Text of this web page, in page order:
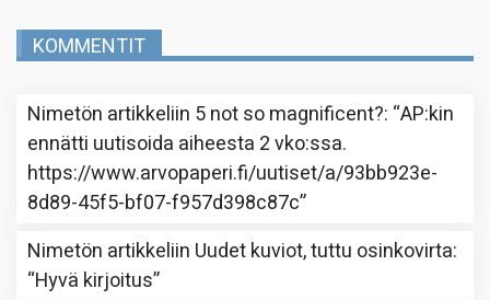
KOMMENTIT
Nimetön artikkeliin 5 not so magnificent?: “AP:kin
ennätti uutisoida aiheesta 2 vko:ssa.
https://www.arvopaperi.fi/uutiset/a/93bb923e-
8d89-45f5-bf07-f957d398c87c”
Nimetön artikkeliin Uudet kuviot, tuttu osinkovirta:
“Hyvä kirjoitus”